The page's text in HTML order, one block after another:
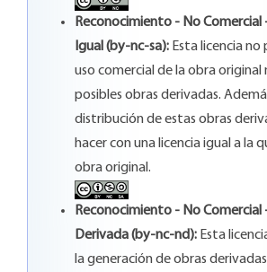
Reconocimiento - No
Igual (by-nc-sa): Esta licencia no
uso comercial de la obra original
posibles obras derivadas.
distribución de estas obras
hacer con una licencia igual a la
obra original.
Reconocimiento - No Comercial
Derivada (by-nc-nd): Esta
la generación de obras